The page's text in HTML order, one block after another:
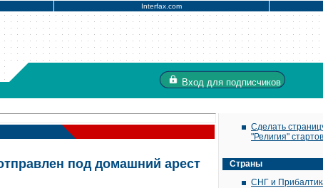
Interfax.com
Вход для подписчиков
под домашний арест
Сделать
"Религия"
Страны
СНГ и